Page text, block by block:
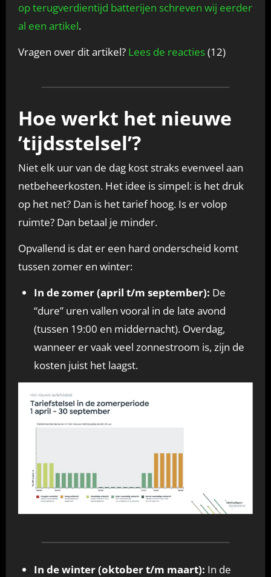
op terugverdientijd batterijen schreven wij eerder
al een artikel.
Vragen over dit artikel? Lees de reacties(12)
Hoe werkt het nieuwe
’tijdsstelsel’?
Niet elk uur van de dag kost straks evenveel aan
netbeheerkosten. Het idee is simpel: is het druk
op het net? Dan is het tarief hoog. Is er volop
ruimte? Dan betaal je minder.
Opvallend is dat er een hard onderscheid komt
tussen zomer en winter:
In de zomer (april t/m september): De
“dure” uren vallen vooral in de late avond
(tussen 19:00 en middernacht). Overdag,
wanneer er vaak veel zonnestroom is, zijn de
kosten juist het laagst.
In de winter (oktober t/m maart): In de